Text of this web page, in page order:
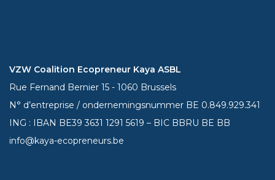
VZW Coalition Ecopreneur Kaya ASBL
Rue Fernand Bernier 15 - 1060 Brussels
N° d’entreprise / ondernemingsnummer BE 0.849.929.341
ING : IBAN BE393631 1291 5619 – BIC BBRU BE BB
info@kaya-ecopreneurs.be